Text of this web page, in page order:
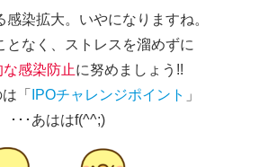
感染拡大。いやになりますね。
となく、ストレスを溜めずに
感染防止に努めましょう!!
「
IPOチャレンジポイント 」
･･･あははf(^^;)